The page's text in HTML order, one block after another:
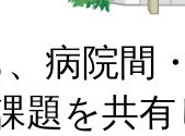
病院間
題を共